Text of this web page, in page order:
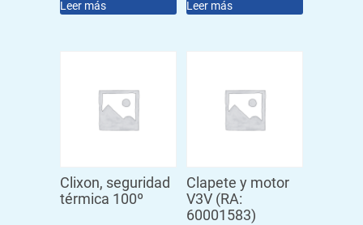
Leer más Leer más
Clixon, seguridad
térmica 100º
Clapete y motor
V3V (RA:
60001583)